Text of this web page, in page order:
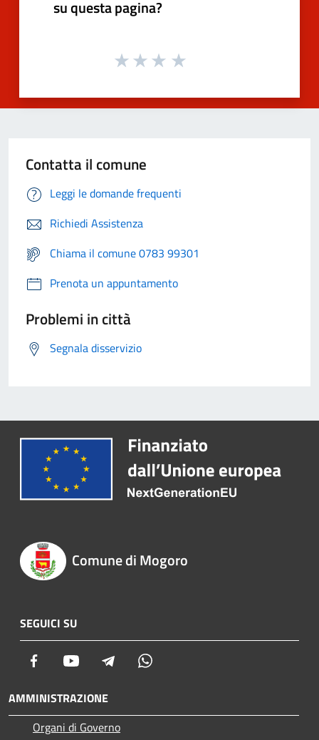
su questa pagina?
Contatta il comune
Leggi le domande frequenti
Richiedi Assistenza
Chiama il comune 0783 99301
Prenota un appuntamento
Problemi in città
Segnala disservizio
Comune di Mogoro
SEGUICI SU
Facebook Youtube Telegram
AMMINISTRAZIONE
Organi di Governo